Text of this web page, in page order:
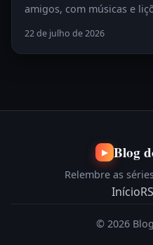
amigos, com músicas e
22 de julho de 2026
▶ Blog
Relembre as
Início
© 2026